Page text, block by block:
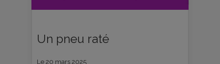
Un pneu raté
Le 20 mars 2025